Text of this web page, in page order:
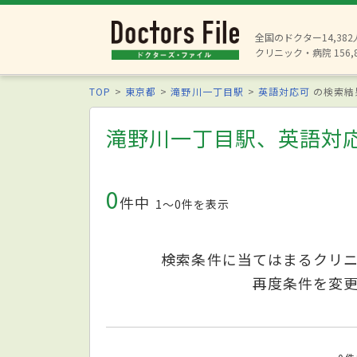
全国のドクター14,382
クリニック・病院
TOP 東京都 滝野川一丁目駅 英語対応可 の検索
滝野川一丁目駅、英語対
0件中 1〜0件を表示
検索条件に当てはまるクリ
再度条件を変